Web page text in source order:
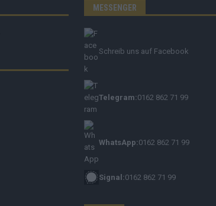
MESSENGER
Schreib uns auf Facebook
Telegram:0162 862 71 99
WhatsApp:0162 862 71 99
Signal:0162 862 71 99